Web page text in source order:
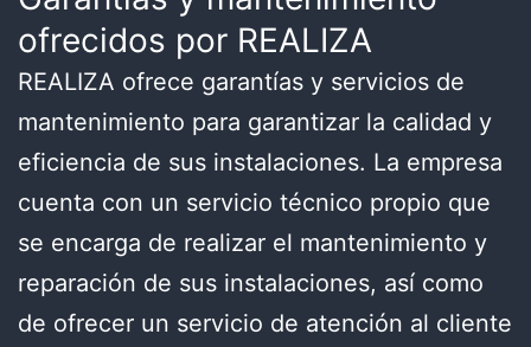
ofrecidos por REALIZA
REALIZA ofrece garantías y servicios de
mantenimiento para garantizar la calidad y
eficiencia de sus instalaciones. La empresa
cuenta con un servicio técnico propio que
se encarga de realizar el mantenimiento y
reparación de sus instalaciones, así como
de ofrecer un servicio de atención al cliente